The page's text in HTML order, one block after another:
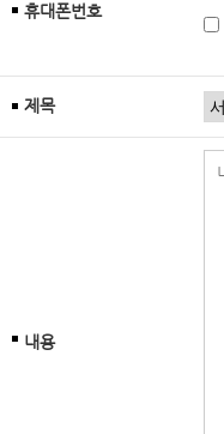
휴대폰번호
제목
내용